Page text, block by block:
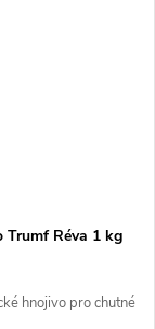
Trumf Réva 1 kg
hnojivo pro chutné